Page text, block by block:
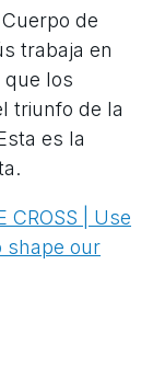
de
trabaja en
que los
triunfo de la
es la
CROSS | Use
shape our